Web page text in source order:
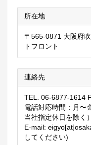
所在地
〒565-0871 大阪府
トフロント
連絡先
TEL. 06-6877-1614
電話対応時間：月〜
当社指定休日を除く）
E-mail:
してください)